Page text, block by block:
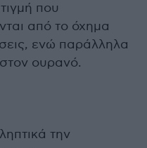
που
από το όχημα
ενώ παράλληλα
ουρανό.
την